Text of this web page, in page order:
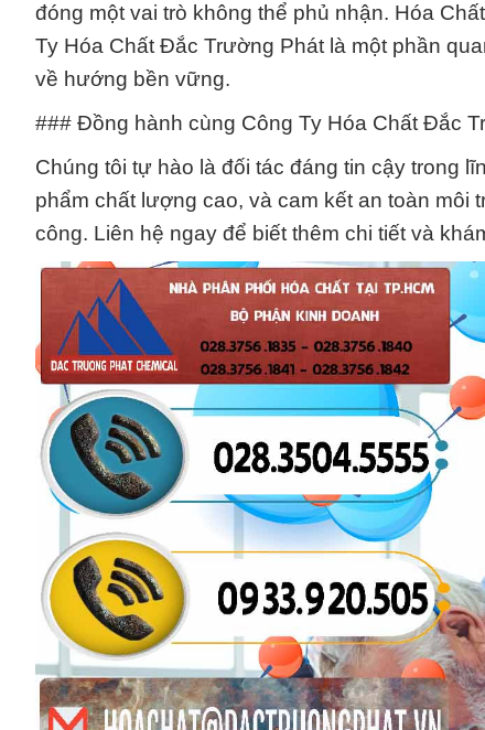
đóng một vai trò không thể phủ nhận. Hóa
Ty Hóa Chất Đắc Trường Phát là một phần
về hướng bền vững.
### Đồng hành cùng Công Ty Hóa Chất Đắc
Chúng tôi tự hào là đối tác đáng tin cậy trong
phẩm chất lượng cao, và cam kết an toàn
công. Liên hệ ngay để biết thêm chi tiết và